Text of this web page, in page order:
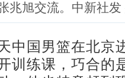
兆旭交流。中新社
国男篮在北京
训练课，巧合的